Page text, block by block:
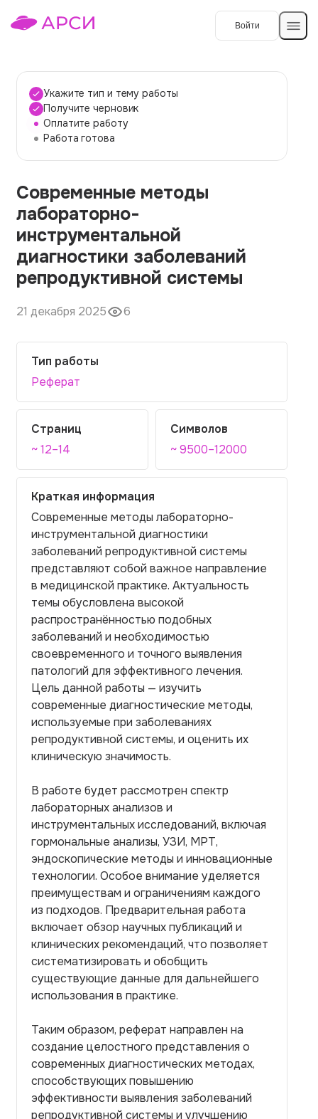
Войти
Темы работ
О сервисе
О компании
Наши гарантии
Порядок оплаты
Вопросы и ответы
Отзывы
Контакты
Укажите тип и тему работы
Получите черновик
Оплатите работу
Работа готова
Современные методы
лабораторно-
инструментальной
диагностики заболеваний
репродуктивной системы
21 декабря 2025 6
Тип работы
Реферат
Страниц
~ 12–14
Символов
~ 9500–12000
Краткая информация
Современные методы лабораторно-
инструментальной диагностики
заболеваний репродуктивной системы
представляют собой важное направление
в медицинской практике. Актуальность
темы обусловлена высокой
распространённостью подобных
заболеваний и необходимостью
своевременного и точного выявления
патологий для эффективного лечения.
Цель данной работы — изучить
современные диагностические методы,
используемые при заболеваниях
репродуктивной системы, и оценить их
клиническую значимость.
В работе будет рассмотрен спектр
лабораторных анализов и
инструментальных исследований, включая
гормональные анализы, УЗИ, МРТ,
эндоскопические методы и инновационные
технологии. Особое внимание уделяется
преимуществам и ограничениям каждого
из подходов. Предварительная работа
включает обзор научных публикаций и
клинических рекомендаций, что позволяет
систематизировать и обобщить
существующие данные для дальнейшего
использования в практике.
Таким образом, реферат направлен на
создание целостного представления о
современных диагностических методах,
способствующих повышению
эффективности выявления заболеваний
репродуктивной системы и улучшению